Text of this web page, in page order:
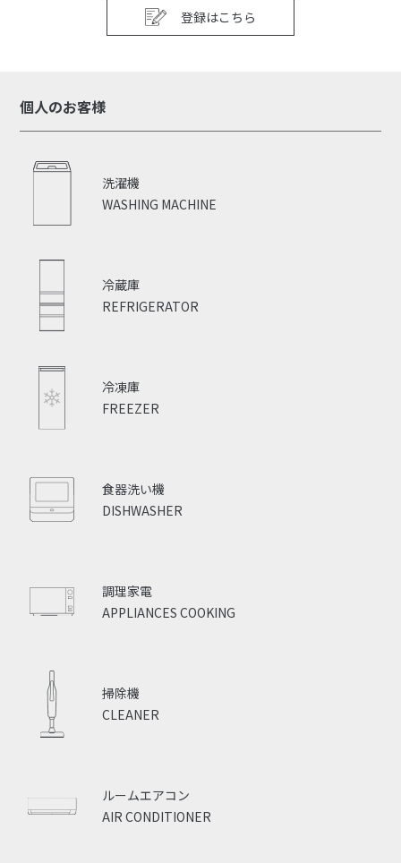
登録はこちら
個人のお客様
WASHING MACHINE
洗濯機
REFRIGERATOR
冷蔵庫
FREEZER
冷凍庫
DISHWASHER
食器洗い機
APPLIANCES COOKING
調理家電
CLEANER
掃除機
AIR CONDITIONER
ルームエアコン